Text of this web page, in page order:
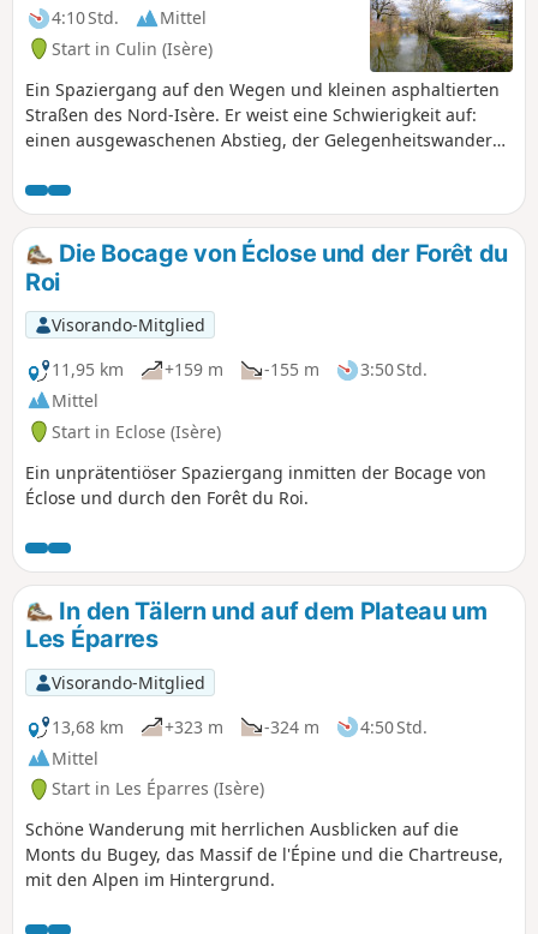
4:10 Std.
Mittel
Start in Culin (Isère)
Ein Spaziergang auf den Wegen und kleinen asphaltierten
Straßen des Nord-Isère. Er weist eine Schwierigkeit auf:
einen ausgewaschenen Abstieg, der Gelegenheitswanderer
Höhenunterschiede.
Die Bocage von Éclose und der Forêt du
Roi
Visorando-Mitglied
11,95 km
+159 m -155 m
3:50 Std.
Mittel
Start in Eclose (Isère)
Ein unprätentiöser Spaziergang inmitten der Bocage von
Éclose und durch den Forêt du Roi.
In den Tälern und auf dem Plateau um
Les Éparres
Visorando-Mitglied
13,68 km
+323 m -324 m
4:50 Std.
Mittel
Start in Les Éparres (Isère)
Schöne Wanderung mit herrlichen Ausblicken auf die
Monts du Bugey, das Massif de l'Épine und die Chartreuse,
mit den Alpen im Hintergrund.